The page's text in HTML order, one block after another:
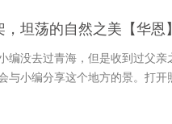
坦荡的自然之美【华恩】
编没去过青海，但是收到过父
与小编分享这个地方的景。打开